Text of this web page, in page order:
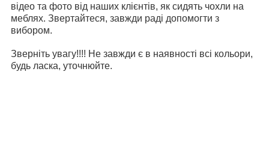
відео та фото від наших клієнтів, як сидять чохли на
меблях. Звертайтеся, завжди раді допомогти з
вибором.
Зверніть увагу!!!! Не завжди є в наявності всі кольори,
будь ласка, уточнюйте.